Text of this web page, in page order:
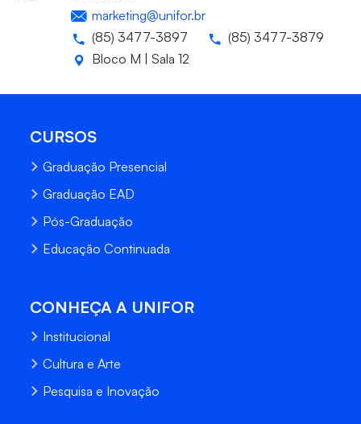
marketing@unifor.br
(85) 3477-3897
(85) 3477-3879
Bloco M | Sala 12
CURSOS
Graduação Presencial
Graduação EAD
Pós-Graduação
Educação Continuada
CONHEÇA A UNIFOR
Institucional
Cultura e Arte
Pesquisa e Inovação